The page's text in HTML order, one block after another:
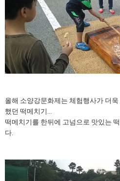
올해 소양강문화제는 체험행사가 더
했던 떡메치기...
떡메치기를 한뒤에 고넘으로 맛있는
다.